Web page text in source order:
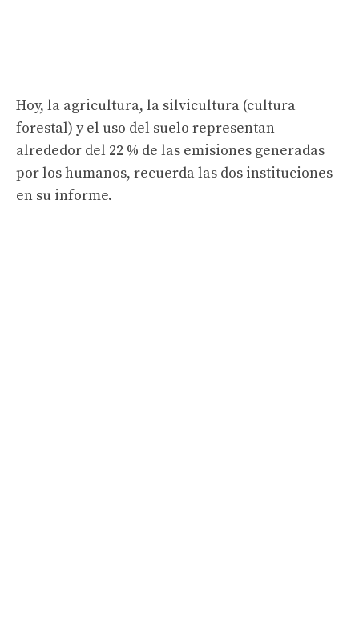
Hoy, la agricultura, la silvicultura (cultura
forestal) y el uso del suelo representan
alrededor del 22 % de las emisiones generadas
por los humanos, recuerda las dos instituciones
en su informe.